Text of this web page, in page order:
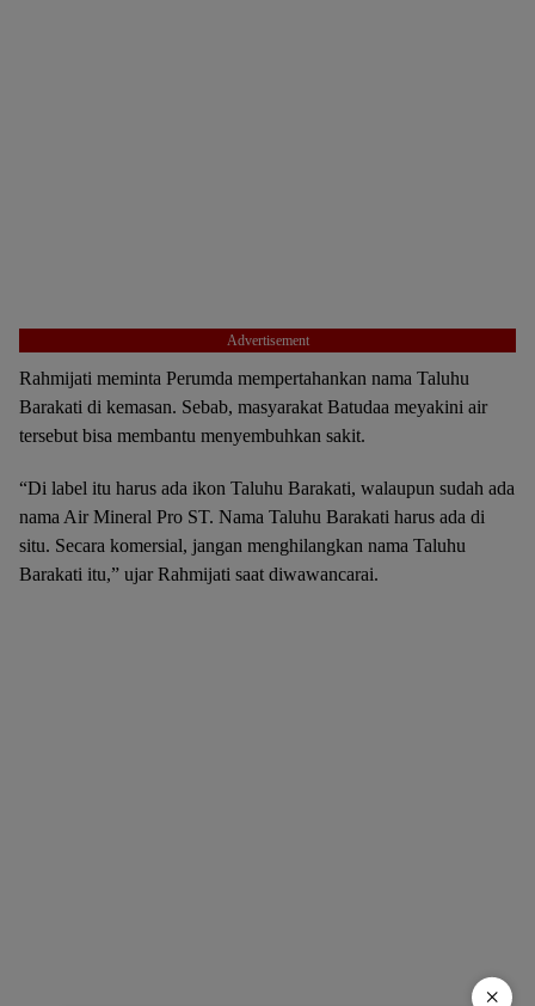
Advertisement
Rahmijati meminta Perumda mempertahankan nama Taluhu
Barakati di kemasan. Sebab, masyarakat Batudaa meyakini air
tersebut bisa membantu menyembuhkan sakit.
“Di label itu harus ada ikon Taluhu Barakati, walaupun sudah ada
nama Air Mineral Pro ST. Nama Taluhu Barakati harus ada di
situ. Secara komersial, jangan menghilangkan nama Taluhu
Barakati itu,” ujar Rahmijati saat diwawancarai.
×